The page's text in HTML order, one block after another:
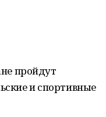
пройдут
и спортивные